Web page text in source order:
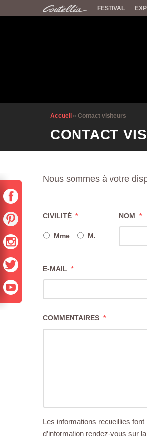
FESTIVAL
Accueil » Contact visiteurs
CONTACT
Nous sommes à votre
CIVILITÉ *
Mme M.
NOM *
E-MAIL *
COMMENTAIRES *
Les informations recueillies font
d’information rendez-vous sur